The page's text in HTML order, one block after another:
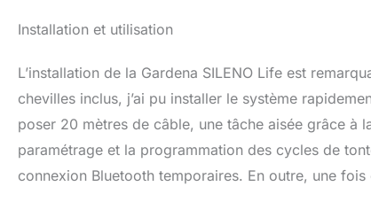
Installation et utilisation
L’installation de la Gardena SILENO Life est
chevilles inclus, j’ai pu installer le système
poser 20 mètres de câble, une tâche aisée grâce à
paramétrage et la programmation des cycles de
connexion Bluetooth temporaires. En outre, une